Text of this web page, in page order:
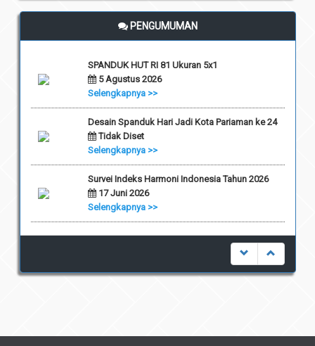
PENGUMUMAN
SPANDUK HUT RI 81 Ukuran 5x1
5 Agustus 2026
Selengkapnya >>
Desain Spanduk Hari Jadi Kota Pariaman ke 24
Tidak Diset
Selengkapnya >>
Survei Indeks Harmoni Indonesia Tahun 2026
17 Juni 2026
Selengkapnya >>